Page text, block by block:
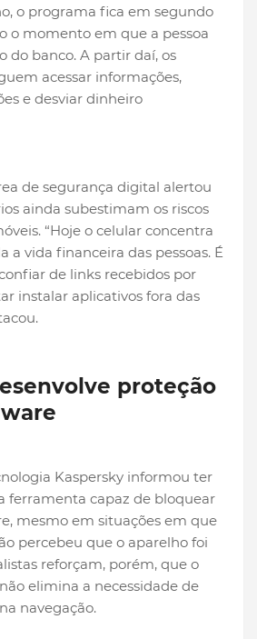
o programa fica em segundo
o momento em que a pessoa
do banco. A partir daí, os
acessar informações,
e desviar dinheiro
de segurança digital alertou
ainda subestimam os riscos
“Hoje o celular concentra
a vida financeira das pessoas. É
de links recebidos por
instalar aplicativos fora das
proteção
Kaspersky informou ter
ferramenta capaz de bloquear
mesmo em situações em que
percebeu que o aparelho foi
reforçam, porém, que o
elimina a necessidade de
navegação.